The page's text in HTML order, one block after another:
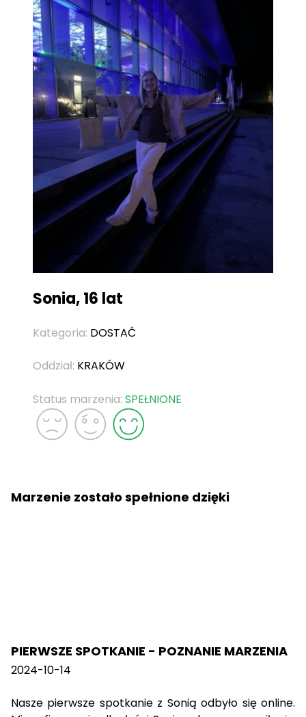
Sonia, 16 lat
Kategoria: DOSTAĆ
Oddział: KRAKÓW
Status marzenia: SPEŁNIONE
Marzenie zostało spełnione dzięki
PIERWSZE SPOTKANIE - POZNANIE MARZENIA
2024-10-14
Nasze pierwsze spotkanie z Sonią odbyło się online.